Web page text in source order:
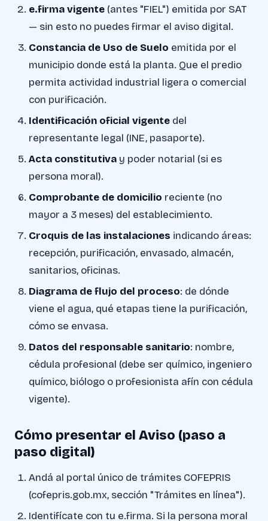
e.firma vigente (antes "FIEL") emitida por SAT
— sin esto no puedes firmar el aviso digital.
Constancia de Uso de Suelo emitida por el
municipio donde está la planta. Que el predio
permita actividad industrial ligera o comercial
con purificación.
Identificación oficial vigente del
representante legal (INE, pasaporte).
Acta constitutiva y poder notarial (si es
persona moral).
Comprobante de domicilio reciente (no
mayor a 3 meses) del establecimiento.
Croquis de las instalaciones indicando áreas:
recepción, purificación, envasado, almacén,
sanitarios, oficinas.
Diagrama de flujo del proceso: de dónde
viene el agua, qué etapas tiene la purificación,
cómo se envasa.
Datos del responsable sanitario: nombre,
cédula profesional (debe ser químico, ingeniero
químico, biólogo o profesionista afín con cédula
vigente).
Cómo presentar el Aviso (paso a
paso digital)
Andá al portal único de trámites COFEPRIS
(cofepris.gob.mx, sección "Trámites en línea").
Identifícate con tu e.firma. Si la persona moral